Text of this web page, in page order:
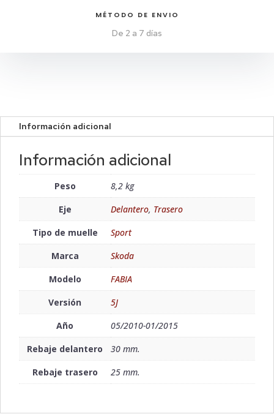
MÉTODO DE ENVIO
De 2 a 7 días
Información adicional
Información adicional
Peso
8,2 kg
Eje
Delantero, Trasero
Tipo de muelle
Sport
Marca
Skoda
Modelo
FABIA
Versión
5J
Año
05/2010-01/2015
Rebaje delantero
30 mm.
Rebaje trasero
25 mm.